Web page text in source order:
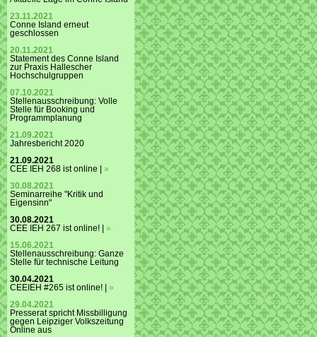
23.11.2021
Conne Island erneut
geschlossen
20.11.2021
Statement des Conne Island
zur Praxis Hallescher
Hochschulgruppen
07.10.2021
Stellenausschreibung: Volle
Stelle für Booking und
Programmplanung
21.09.2021
Jahresbericht 2020
21.09.2021
CEE IEH 268 ist online | »
30.08.2021
Seminarreihe "Kritik und
Eigensinn"
30.08.2021
CEE IEH 267 ist online! | »
15.06.2021
Stellenausschreibung: Ganze
Stelle für technische Leitung
30.04.2021
CEEIEH #265 ist online! | »
29.04.2021
Presserat spricht Missbilligung
gegen Leipziger Volkszeitung
Online aus